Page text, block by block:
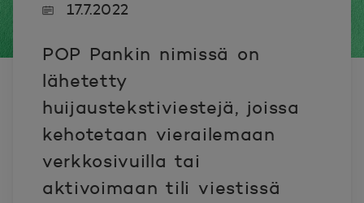
17.7.2022
POP Pankin nimissä on
lähetetty
huijaustekstiviestejä, joissa
kehotetaan vierailemaan
verkkosivuilla tai
aktivoimaan tili viestissä